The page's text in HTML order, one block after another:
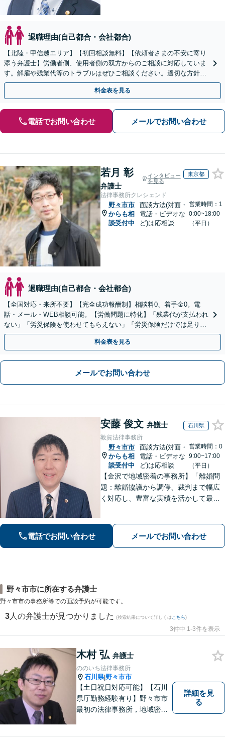
退職理由(自己都合・会社都合)
【北陸・甲信越エリア】【初回相談無料】【依頼者さまの不安に寄り
添う弁護士】労働者側、使用者側の双方からのご相談に対応していま
す。解雇や残業代等のトラブルはぜひご相談ください。適切な方針を
ご提示し、納得できる解決を目指します。
料金表を見る
電話でお問い合わせ メールでお問い合わせ
若月 彰
弁護士
インタビュー
を見る
東京都
法律事務所クレシェンド
野々市市
からも相
談受付中
面談方法(対面・
電話・ビデオな
ど)は応相談
営業時間：1
0:00~18:00
（平日）
退職理由(自己都合・会社都合)
【全国対応・来所不要】【完全成功報酬制】相談料0、着手金0。電
話・メール・WEB相談可能。【労働問題に特化】「残業代が支払われ
ない」「労災保険を使わせてもらえない」「労災保険だけでは足りな
い。損害賠償請求したい」など労働問題はお任せを。
料金表を見る
メールでお問い合わせ
安藤 俊文 弁護士 石川県
敦賀法律事務所
野々市市
からも相
談受付中
面談方法(対面・
電話・ビデオな
ど)は応相談
営業時間：0
9:00~17:00
（平日）
【金沢で地域密着の事務所】「離婚問
題：離婚協議から調停、裁判まで幅広
く対応し、豊富な実績を活かして最適
ることで賠償金の大幅な増額が実現で
きるケースあり」【休日・夜間相談
電話でお問い合わせ メールでお問い合わせ
野々市市に所在する弁護士
野々市市の事務所等での面談予約が可能です。
3 人の弁護士が見つかりました (検索結果について詳しくは こちら)
3件中 1-3件を表示
木村 弘 弁護士
ののいち法律事務所
石川県|野々市市
【土日祝日対応可能】【石川
県庁勤務経験有り】野々市市
最初の法律事務所，地域密着
詳細を見
る